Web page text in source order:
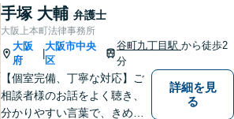
相続、インターネット上のト
ラブルに注力！！
手塚 大輔 弁護士
大阪上本町法律事務所
大阪
府
|
大阪市中央
区
谷町九丁目駅から徒歩2
分
【個室完備、丁寧な対応】ご
相談者様のお話をよく聴き、
分かりやすい言葉で、きめ細
詳細を見
る